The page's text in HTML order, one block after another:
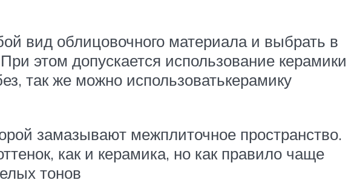
вид облицовочного материала и выбрать в
этом допускается использование керамики
так же можно использоватькерамику
замазывают межплиточное пространство.
как и керамика, но как правило чаще
тонов